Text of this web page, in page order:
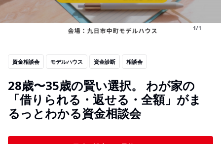
1/1
資金相談会 モデルハウス 資金診断 相談会
28歳〜35歳の賢い選択。 わが家の
「借りられる・返せる・全額」がま
るっとわかる資金相談会